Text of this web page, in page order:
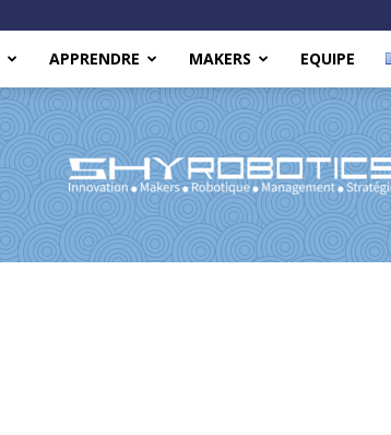
APPRENDRE MAKERS EQUIPE